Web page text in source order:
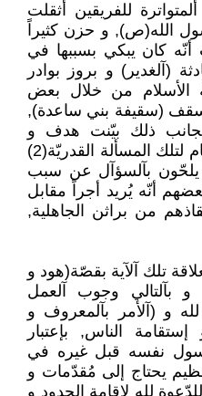
للفريقين أثقلت
الله(ص), و حزن كثيراً
أنّه كان يبكي بسببها في
(آلغدير) و بروز بوادر
الأسلام من خلال بعض
(سقيفة بني ساعدة),
ذلك بيّنت هدف و
فلسفة آلرّسالة الأسلاميّة كختام لتلك المسألة القدريّة(2)
يلحّون بآلسؤآل عن سبب
أنّه يُريد أجراً مقابل
من براثن الجاهلية,
تلك آلآية بقصّة(هود و
بآلتالي وجوب آلعمل
و (آلأمر بآلمعروف و
الناس, بإعتبار
نفسه قبل غيره في
يحتاج إلى مُقدّمات و
لله لإقامة الحدود و